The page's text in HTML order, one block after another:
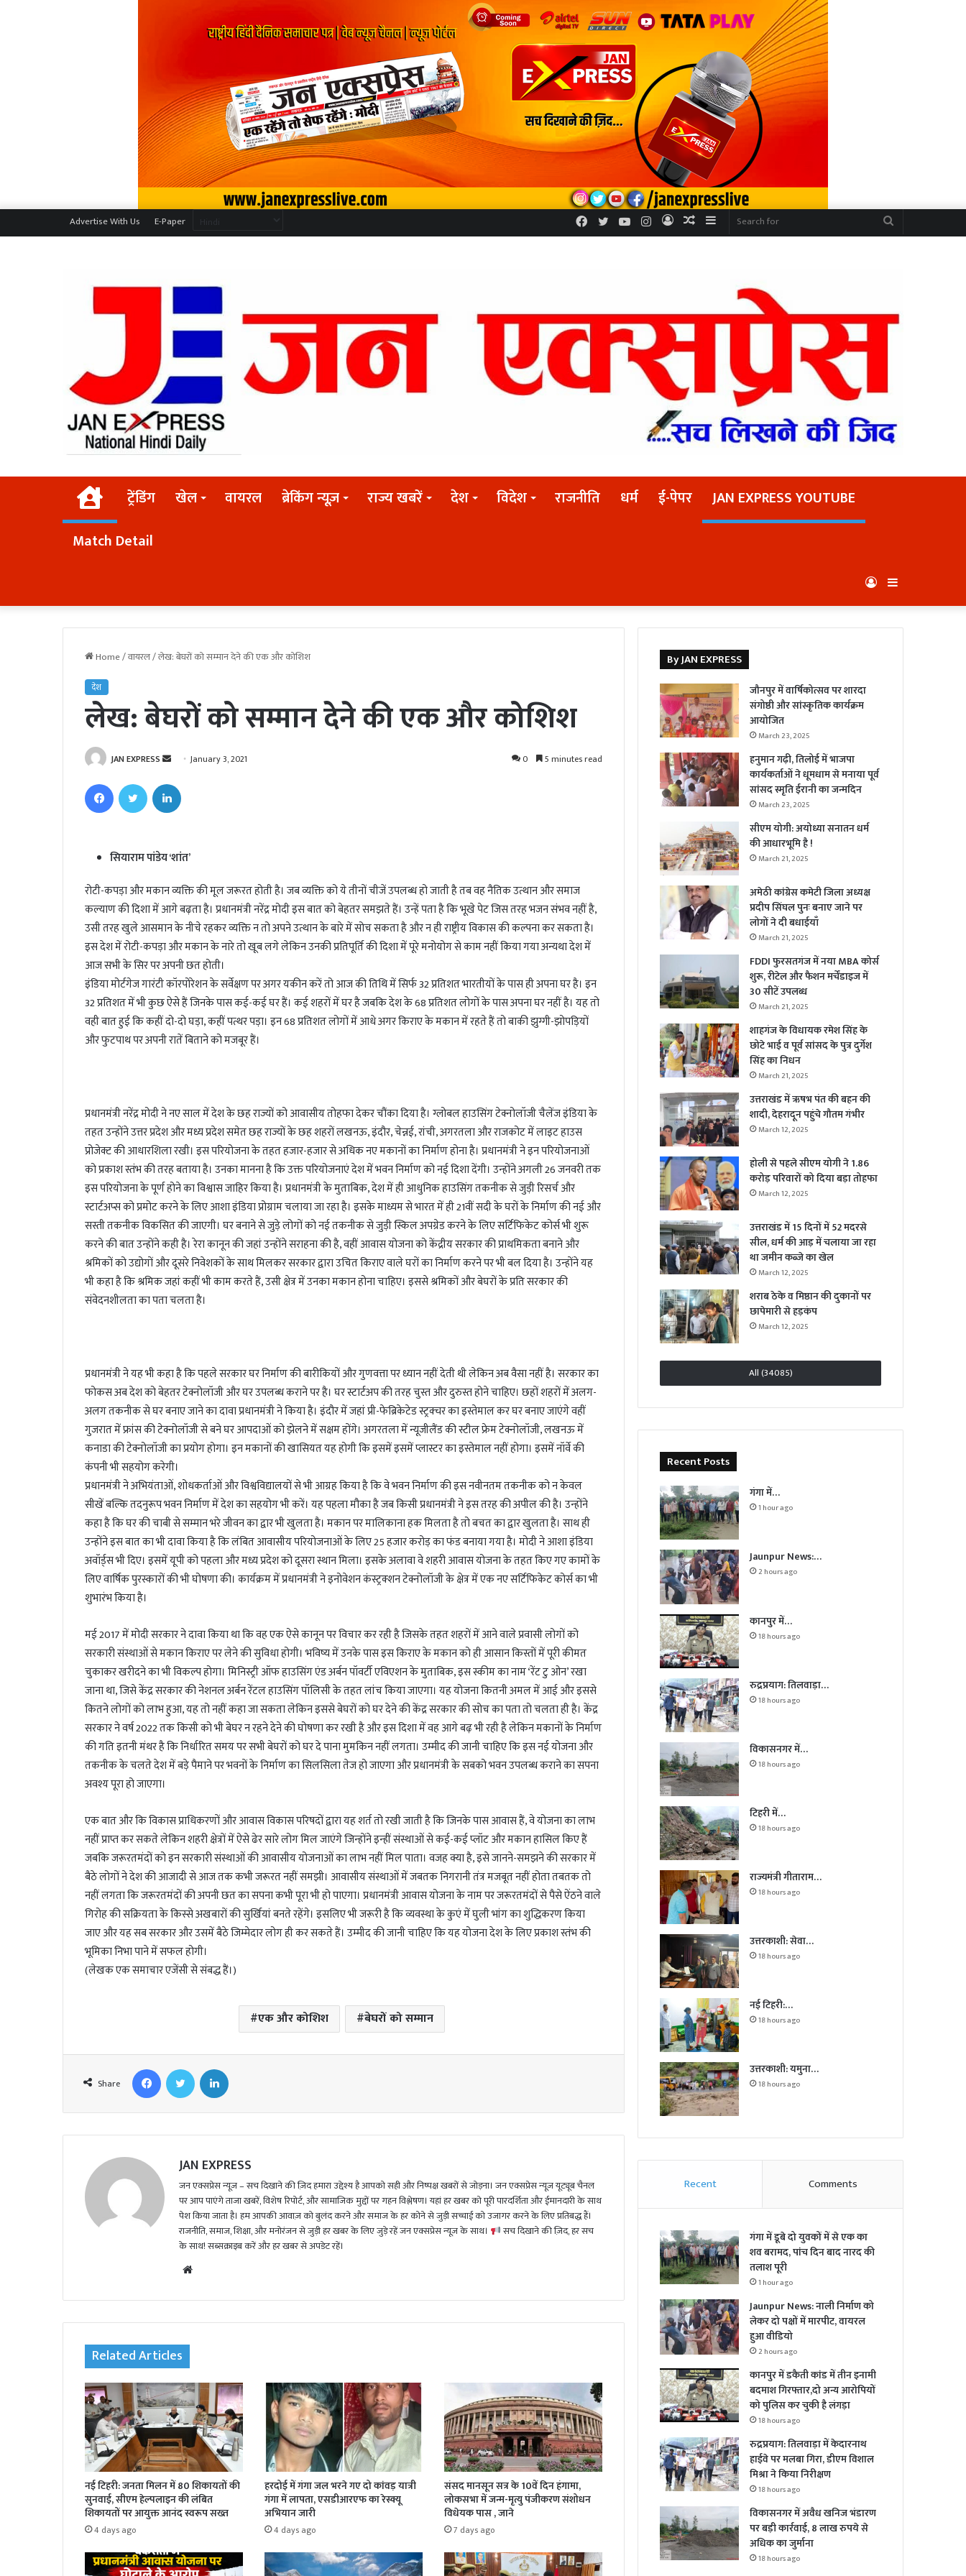
Advertise With Us E-Paper Sidebar
Random
Log
Instagram
YouTube
Twitter
Facebook
Homeट्रेंडिंग खेल वायरल ब्रेकिंग न्यूज़ राज्य खबरें देश विदेश राजनीति धर्म ई-पेपर
JAN EXPRESS YOUTUBE
Match Detail
Log
In
Home/वायरल/लेख: बेघरों को सम्मान देने की एक और कोशिश
देश
लेख: बेघरों को सम्मान देने की एक और कोशिश
JAN EXPRESS
d
e
a
i
l
January 3, 2021 0 5 minutes read
सियाराम पांडेय ‘शांत’
रोटी-कपड़ा और मकान व्यक्ति की मूल जरूरत होती है। जब व्यक्ति को ये तीनों चीजें उपलब्ध हो जाती है तब वह नैतिक उत्थान और समाज
कल्याण की दिशा में आगे बढ़ता है। प्रधानमंत्री नरेंद्र मोदी इस बात को बेहतर समझते हैं। उन्हें पता है कि भूखे पेट जिस तरह भजन संभव नहीं है,
उसी तरह खुले आसमान के नीचे रहकर व्यक्ति न तो अपने उत्थान के बारे में सोच सकता है और न ही राष्ट्रीय विकास की कल्पना कर सकता है।
इस देश में रोटी-कपड़ा और मकान के नारे तो खूब लगे लेकिन उनकी प्रतिपूर्ति की दिशा में पूरे मनोयोग से काम नहीं किया गया अन्यथा देश में
आज सभी के सिर पर अपनी छत होती।
इंडिया मोर्टगेज गारंटी कॉरपोरेशन के सर्वेक्षण पर अगर यकीन करें तो आज की तिथि में सिर्फ 32 प्रतिशत भारतीयों के पास ही अपना घर है। इन
32 प्रतिशत में भी कुछ ऐसे हैं जिनके पास कई-कई घर हैं। कई शहरों में घर है जबकि देश के 68 प्रतिशत लोगों के पास अपना घर नहीं है। यह तो
वही बात हुई कि कहीं दो-दो घड़ा, कहीं पत्थर पड़ा। इन 68 प्रतिशत लोगों में आधे अगर किराए के मकान में रहते हैं तो बाकी झुग्गी-झोपड़ियों
और फुटपाथ पर अपनी रातें बिताने को मजबूर हैं।
प्रधानमंत्री नरेंद्र मोदी ने नए साल में देश के छह राज्यों को आवासीय तोहफा देकर चौंका दिया है। ग्लोबल हाउसिंग टेक्नोलॉजी चैलेंज इंडिया के
तहत उन्होंने उत्तर प्रदेश और मध्य प्रदेश समेत छह राज्यों के छह शहरों लखनऊ, इंदौर, चेन्नई, रांची, अगरतला और राजकोट में लाइट हाउस
प्रोजेक्ट की आधारशिला रखी। इस परियोजना के तहत हजार-हजार से अधिक नए मकानों का निर्माण होना है। प्रधानमंत्री ने इन परियोजनाओं
को प्रकाश स्तंभ की तरह बताया है। उनका मानना है कि उक्त परियोजनाएं देश में भवन निर्माण को नई दिशा देंगी। उन्होंने अगली 26 जनवरी तक
इस परियोजना के पूर्ण होने का विश्वास जाहिर किया है। प्रधानमंत्री के मुताबिक, देश में ही आधुनिक हाउसिंग तकनीक से जुड़ी रिसर्च और
स्टार्टअप्स को प्रमोट करने के लिए आशा इंडिया प्रोग्राम चलाया जा रहा है। इसके माध्यम से भारत में ही 21वीं सदी के घरों के निर्माण की नई और
सस्ती तकनीक विकसित की जाएगी। घर बनाने से जुड़े लोगों को नई तकनीक से जुड़ी स्किल अपग्रेड करने के लिए सर्टिफिकेट कोर्स भी शुरू
करने की बात उन्होंने कही है। रेरा कानून की जहां उन्होंने सराहना की है, वहीं आवास योजना को केंद्रीय सरकार की प्राथमिकता बनाने और
श्रमिकों को उद्योगों और दूसरे निवेशकों के साथ मिलकर सरकार द्वारा उचित किराए वाले घरों का निर्माण करने पर भी बल दिया है। उन्होंने यह
भी कहा है कि श्रमिक जहां कहीं भी काम करते हैं, उसी क्षेत्र में उनका मकान होना चाहिए। इससे श्रमिकों और बेघरों के प्रति सरकार की
संवेदनशीलता का पता चलता है।
प्रधानमंत्री ने यह भी कहा है कि पहले सरकार घर निर्माण की बारीकियों और गुणवत्ता पर ध्यान नहीं देती थी लेकिन अब वैसा नहीं है। सरकार का
फोकस अब देश को बेहतर टेक्नोलॉजी और घर उपलब्ध कराने पर है। घर स्टार्टअप की तरह चुस्त और दुरुस्त होने चाहिए। छहों शहरों में अलग-
अलग तकनीक से घर बनाए जाने का दावा प्रधानमंत्री ने किया है। इंदौर में जहां प्री-फेब्रिकेटेड स्ट्रक्चर का इस्तेमाल कर घर बनाए जाएंगे वहीं
गुजरात में फ्रांस की टेक्नोलॉजी से बने घर आपदाओं को झेलने में सक्षम होंगे। अगरतला में न्यूजीलैंड की स्टील फ्रेम टेक्नोलॉजी, लखनऊ में
कनाडा की टेक्नोलॉजी का प्रयोग होगा। इन मकानों की खासियत यह होगी कि इसमें इसमें प्लास्टर का इस्तेमाल नहीं होगा। इसमें नॉर्वे की
कंपनी भी सहयोग करेगी।
प्रधानमंत्री ने अभियंताओं, शोधकर्ताओं और विश्वविद्यालयों से भी आग्रह किया है कि वे भवन निर्माण की इस नवीनतम तकनीक को न केवल
सीखें बल्कि तदनुरूप भवन निर्माण में देश का सहयोग भी करें। यह पहला मौका है जब किसी प्रधानमंत्री ने इस तरह की अपील की है। उन्होंने
कहा है कि घर की चाबी से सम्मान भरे जीवन का द्वार भी खुलता है। मकान पर मालिकाना हक मिलता है तो बचत का द्वार खुलता है। साथ ही
उन्होंने इस बात का भी दावा किया है कि लंबित आवासीय परियोजनाओं के लिए 25 हजार करोड़ का फंड बनाया गया है। मोदी ने आशा इंडिया
अवॉर्ड्स भी दिए। इसमें यूपी को पहला और मध्य प्रदेश को दूसरा स्थान मिला। इसके अलावा वे शहरी आवास योजना के तहत किए गए कामों के
लिए वार्षिक पुरस्कारों की भी घोषणा की। कार्यक्रम में प्रधानमंत्री ने इनोवेशन कंस्ट्रक्शन टेक्नोलॉजी के क्षेत्र में एक नए सर्टिफिकेट कोर्स का भी
शुभारंभ किया है।
मई 2017 में मोदी सरकार ने दावा किया था कि वह एक ऐसे कानून पर विचार कर रही है जिसके तहत शहरों में आने वाले प्रवासी लोगों को
सरकारी संस्थाओं से मकान किराए पर लेने की सुविधा होगी। भविष्य में उनके पास इस किराए के मकान को ही आसान किस्तों में पूरी कीमत
चुकाकर खरीदने का भी विकल्प होगा। मिनिस्ट्री ऑफ हाउसिंग एंड अर्बन पॉवर्टी एविएशन के मुताबिक, इस स्कीम का नाम ‘रेंट टु ओन’ रखा
जाना था, जिसे केंद्र सरकार की नेशनल अर्बन रेंटल हाउसिंग पॉलिसी के तहत लांच किया जाएगा। यह योजना कितनी अमल में आई और इससे
कितने लोगों को लाभ हुआ, यह तो नहीं कहा जा सकता लेकिन इससे बेघरों को घर देने की केंद्र सरकार की सोच का पता तो चलता ही है। केंद्र
सरकार ने वर्ष 2022 तक किसी को भी बेघर न रहने देने की घोषणा कर रखी है और इस दिशा में वह आगे बढ़ भी रही है लेकिन मकानों के निर्माण
की गति इतनी मंथर है कि निर्धारित समय पर सभी बेघरों को घर दे पाना मुमकिन नहीं लगता। उम्मीद की जानी चाहिए कि इस नई योजना और
तकनीक के चलते देश में बड़े पैमाने पर भवनों के निर्माण का सिलसिला तेज हो जाएगा और प्रधानमंत्री के सबको भवन उपलब्ध कराने का सपना
अवश्य पूरा हो जाएगा।
एक बात और कि विकास प्राधिकरणों और आवास विकास परिषदों द्वारा यह शर्त तो रखी जाती है कि जिनके पास आवास हैं, वे योजना का लाभ
नहीं प्राप्त कर सकते लेकिन शहरी क्षेत्रों में ऐसे ढेर सारे लोग मिल जाएंगे जिन्होंने इन्हीं संस्थाओं से कई-कई प्लॉट और मकान हासिल किए हैं
जबकि जरूरतमंदों को इन सरकारी संस्थाओं की आवासीय योजनाओं का लाभ नहीं मिल पाता। वजह क्या है, इसे जानने-समझने की सरकार में
बैठे लोगों ने देश की आजादी से आज तक कभी जरूरत नहीं समझी। आवासीय संस्थाओं में जबतक निगरानी तंत्र मजबूत नहीं होता तबतक तो
नहीं लगता कि जरूरतमंदों की अपनी छत का सपना कभी पूरा भी हो पाएगा। प्रधानमंत्री आवास योजना के नाम पर जरूरतमंदों से पैसे ऐंठने वाले
गिरोह की सक्रियता के किस्से अखबारों की सुर्खियां बनते रहेंगे। इसलिए भी जरूरी है कि व्यवस्था के कुएं में घुली भांग का शुद्धिकरण किया
जाए और यह सब सरकार और उसमें बैठे जिम्मेदार लोग ही कर सकते हैं। उम्मीद की जानी चाहिए कि यह योजना देश के लिए प्रकाश स्तंभ की
भूमिका निभा पाने में सफल होगी।
(लेखक एक समाचार एजेंसी से संबद्ध हैं।)
एक और कोशिश बेघरों को सम्मान
Share
JAN EXPRESS
जन एक्सप्रेस न्यूज़ – सच दिखाने की ज़िद हमारा उद्देश्य है आपको सही और निष्पक्ष खबरों से जोड़ना। जन एक्सप्रेस न्यूज़ यूट्यूब चैनल
पर आप पाएंगे ताजा खबरें, विशेष रिपोर्ट, और सामाजिक मुद्दों पर गहन विश्लेषण। यहां हर खबर को पूरी पारदर्शिता और ईमानदारी के साथ
पेश किया जाता है। हम आपकी आवाज़ को बुलंद करने और समाज के हर कोने से जुड़ी सच्चाई को उजागर करने के लिए प्रतिबद्ध हैं।
राजनीति, समाज, शिक्षा, और मनोरंजन से जुड़ी हर खबर के लिए जुड़े रहें जन एक्सप्रेस न्यूज़ के साथ।
सच दिखाने की ज़िद, हर सच
के साथ! सब्सक्राइब करें और हर खबर से अपडेट रहें।
te
Related Articles
नई टिहरी: जनता मिलन में 80 शिकायतों की
सुनवाई, सीएम हेल्पलाइन की लंबित
शिकायतों पर आयुक्त आनंद स्वरूप सख्त
4 days ago
हरदोई में गंगा जल भरने गए दो कांवड़ यात्री
गंगा में लापता, एसडीआरएफ का रेस्क्यू
अभियान जारी
4 days ago
संसद मानसून सत्र के 10वें दिन हंगामा,
लोकसभा में जन्म-मृत्यु पंजीकरण संशोधन
विधेयक पास , जाने
7 days ago
By JAN EXPRESS
जौनपुर में वार्षिकोत्सव पर शारदा
संगोष्ठी और सांस्कृतिक कार्यक्रम
आयोजित
March 23, 2025
हनुमान गढ़ी, तिलोई में भाजपा
कार्यकर्ताओं ने धूमधाम से मनाया पूर्व
सांसद स्मृति ईरानी का जन्मदिन
March 23, 2025
सीएम योगी: अयोध्या सनातन धर्म
की आधारभूमि है !
March 21, 2025
अमेठी कांग्रेस कमेटी जिला अध्यक्ष
प्रदीप सिंघल पुनः बनाए जाने पर
लोगों ने दी बधाईयाँ
March 21, 2025
FDDI फुरसतगंज में नया MBA कोर्स
शुरू, रीटेल और फैशन मर्चेंडाइज में
30 सीटें उपलब्ध
March 21, 2025
शाहगंज के विधायक रमेश सिंह के
छोटे भाई व पूर्व सांसद के पुत्र दुर्गेश
सिंह का निधन
March 21, 2025
उत्तराखंड में ऋषभ पंत की बहन की
शादी, देहरादून पहुंचे गौतम गंभीर
March 12, 2025
होली से पहले सीएम योगी ने 1.86
करोड़ परिवारों को दिया बड़ा तोहफा
March 12, 2025
उत्तराखंड में 15 दिनों में 52 मदरसे
सील, धर्म की आड़ में चलाया जा रहा
था जमीन कब्जे का खेल
March 12, 2025
शराब ठेके व मिष्ठान की दुकानों पर
छापेमारी से हड़कंप
March 12, 2025
All (34085)
Recent Posts
गंगा में…
1 hour ago
Jaunpur News:…
2 hours ago
कानपुर में…
18 hours ago
रुद्रप्रयाग: तिलवाड़ा…
18 hours ago
विकासनगर में…
18 hours ago
टिहरी में…
18 hours ago
राज्यमंत्री गीताराम…
18 hours ago
उत्तरकाशी: सेवा…
18 hours ago
नई टिहरी:…
18 hours ago
उत्तरकाशी: यमुना…
18 hours ago
Recent Comments
गंगा में डूबे दो युवकों में से एक का
शव बरामद, पांच दिन बाद नारद की
तलाश पूरी
1 hour ago
Jaunpur News: नाली निर्माण को
लेकर दो पक्षों में मारपीट, वायरल
हुआ वीडियो
2 hours ago
कानपुर में डकैती कांड में तीन इनामी
बदमाश गिरफ्तार,दो अन्य आरोपियों
को पुलिस कर चुकी है लंगड़ा
18 hours ago
रुद्रप्रयाग: तिलवाड़ा में केदारनाथ
हाईवे पर मलबा गिरा, डीएम विशाल
मिश्रा ने किया निरीक्षण
18 hours ago
विकासनगर में अवैध खनिज भंडारण
पर बड़ी कार्रवाई, 8 लाख रुपये से
अधिक का जुर्माना
18 hours ago